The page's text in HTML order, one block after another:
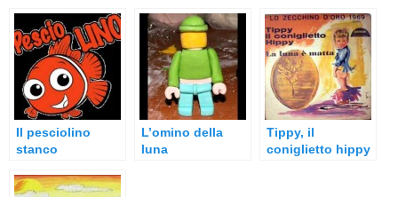
Il pesciolino
stanco
L’omino della
luna
Tippy, il
coniglietto hippy